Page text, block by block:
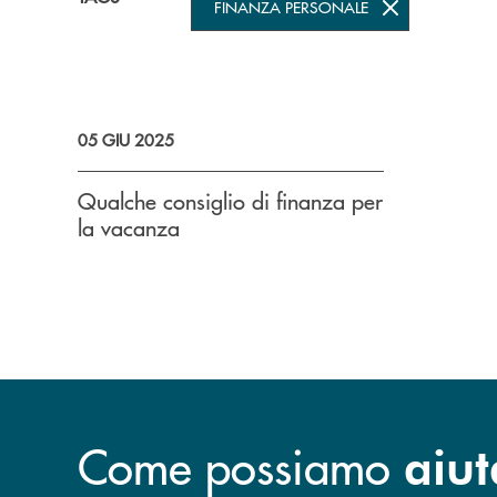
FINANZA PERSONALE
05 GIU 2025
Qualche consiglio di finanza per
la vacanza
Come possiamo